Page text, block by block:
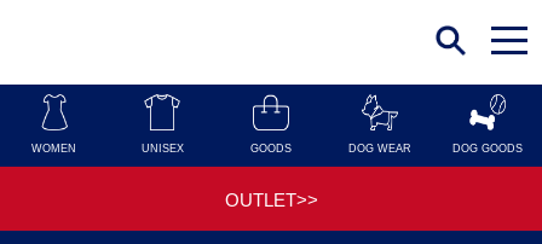
t
o
g
n
a
WOMEN UNISEX GOODS DOG WEAR DOG GOODS
OUTLET>>